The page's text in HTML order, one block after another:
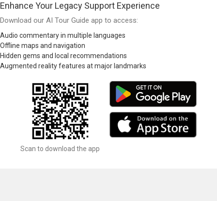
Enhance Your Legacy Support Experience
Download our AI Tour Guide app to access:
Audio commentary in multiple languages
Offline maps and navigation
Hidden gems and local recommendations
Augmented reality features at major landmarks
Scan to download the app